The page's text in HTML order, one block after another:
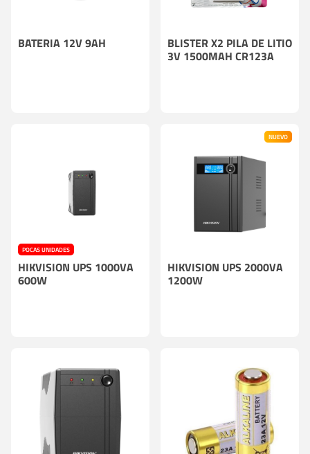
BATERIA 12V 9AH BLISTER X2 PILA DE LITIO
3V 1500MAH CR123A
POCAS UNIDADES
HIKVISION UPS 1000VA
600W
NUEVO
HIKVISION UPS 2000VA
1200W